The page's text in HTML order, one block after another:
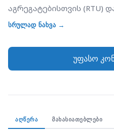
აგრეგატებისთვის (RTU)
მწარმოებლობის
სარქველი, რომელიც
ძაბვაზე. იგი
მექანიზმით, რომელიც
საწვავის მიწოდებას
სრულად ნახვა →
უფასო
ᲐᲦᲬᲔᲠᲐ ᲛᲐᲮᲐᲡᲘᲐᲗᲔᲑᲚᲔᲑᲘ